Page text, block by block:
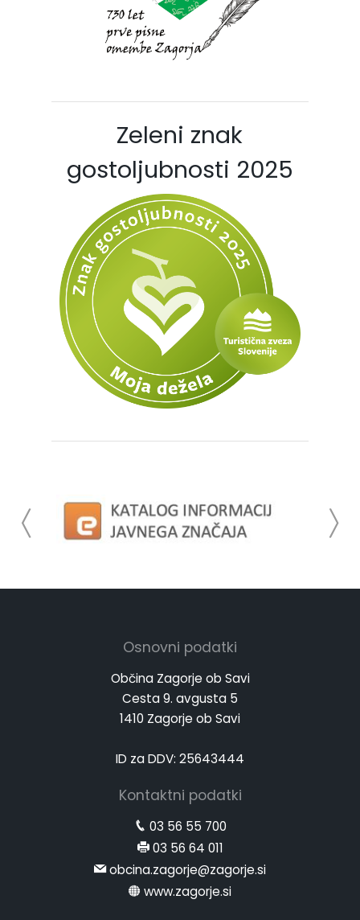
Zeleni znak
gostoljubnosti 2025
Osnovni podatki
Občina Zagorje ob Savi
Cesta 9. avgusta 5
1410 Zagorje ob Savi
ID za DDV: 25643444
Kontaktni podatki
03 56 55 700
03 56 64 011
obcina.zagorje@zagorje.si
www.zagorje.si